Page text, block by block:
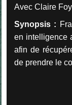
Avec Claire
Synopsis :
en intelligence
afin de
de prendre le